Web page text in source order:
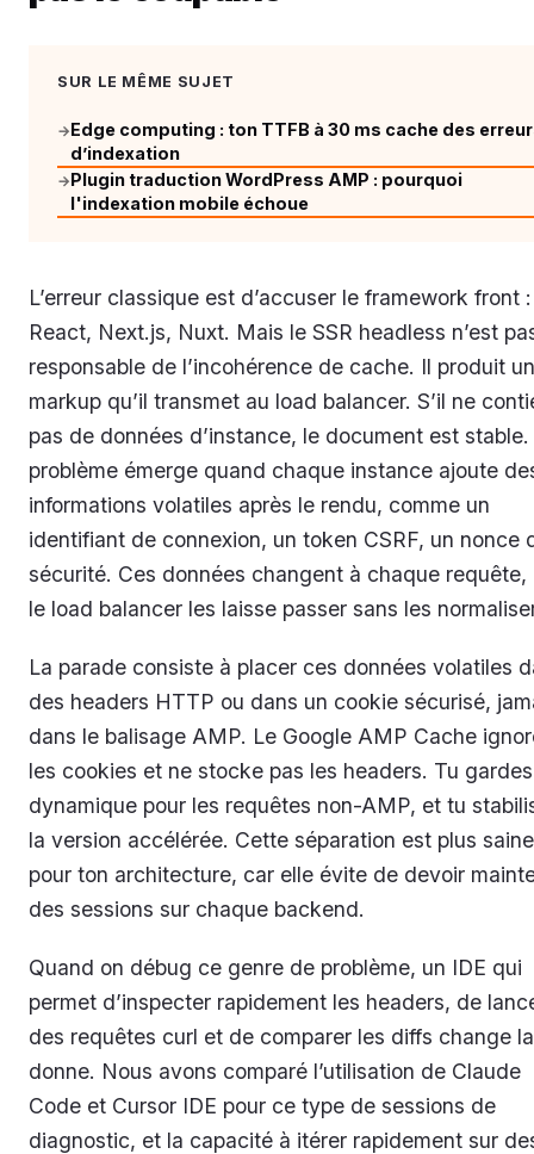
SUR LE MÊME SUJET
→Edge computing : ton TTFB à 30 ms cache des
d’indexation
→Plugin traduction WordPress AMP : pourquoi
l'indexation mobile échoue
L’erreur classique est d’accuser le framework front :
React, Next.js, Nuxt. Mais le SSR headless n’est
responsable de l’incohérence de cache. Il produit un
markup qu’il transmet au load balancer. S’il ne
pas de données d’instance, le document est stable.
problème émerge quand chaque instance ajoute
informations volatiles après le rendu, comme un
identifiant de connexion, un token CSRF, un nonce
sécurité. Ces données changent à chaque requête,
le load balancer les laisse passer sans les
La parade consiste à placer ces données volatiles
des headers HTTP ou dans un cookie sécurisé,
dans le balisage AMP. Le Google AMP Cache
les cookies et ne stocke pas les headers. Tu
dynamique pour les requêtes non-AMP, et tu
la version accélérée. Cette séparation est plus saine
pour ton architecture, car elle évite de devoir
des sessions sur chaque backend.
Quand on débug ce genre de problème, un IDE qui
permet d’inspecter rapidement les headers, de
des requêtes curl et de comparer les diffs change la
donne. Nous avons comparé l’utilisation de Claude
Code et Cursor IDE pour ce type de sessions de
diagnostic, et la capacité à itérer rapidement sur